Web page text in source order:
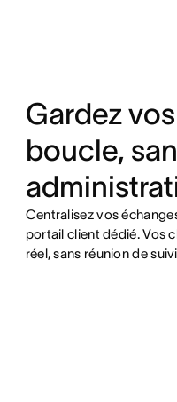
Gardez
boucle,
Centralisez vos
portail client dédié. Vos
réel, sans réunion de